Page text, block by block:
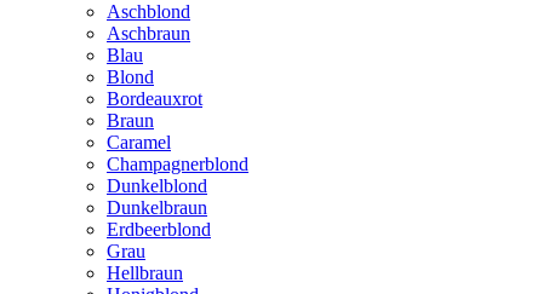
Aschblond
Aschbraun
Blau
Blond
Bordeauxrot
Braun
Caramel
Champagnerblond
Dunkelblond
Dunkelbraun
Erdbeerblond
Grau
Hellbraun